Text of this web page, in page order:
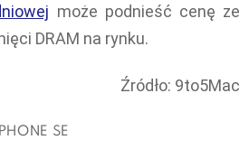
może podnieść cenę ze
DRAM na rynku.
Źródło: 9to5Mac
SE